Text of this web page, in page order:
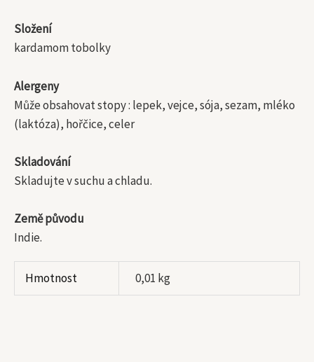
Složení
kardamom tobolky
Alergeny
Může obsahovat stopy : lepek, vejce, sója, sezam, mléko
(laktóza), hořčice, celer
Skladování
Skladujte v suchu a chladu.
Země původu
Indie.
Hmotnost 0,01 kg